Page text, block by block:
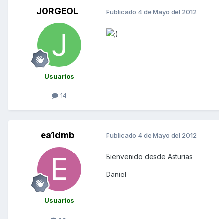
JORGEOL
Usuarios
14
Publicado 4 de Mayo del 2012
ea1dmb
Usuarios
Publicado 4 de Mayo del 2012
Bienvenido desde Asturias
Daniel